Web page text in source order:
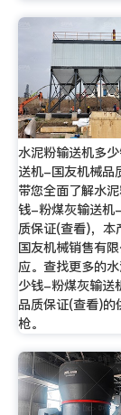
水泥粉输送机多
送机-国友机械品
带您全面了解水
钱-粉煤灰输送机
质保证(查看)，本
国友机械销售有
应。查找更多的
少钱-粉煤灰输送
品质保证(查看)的
枪。